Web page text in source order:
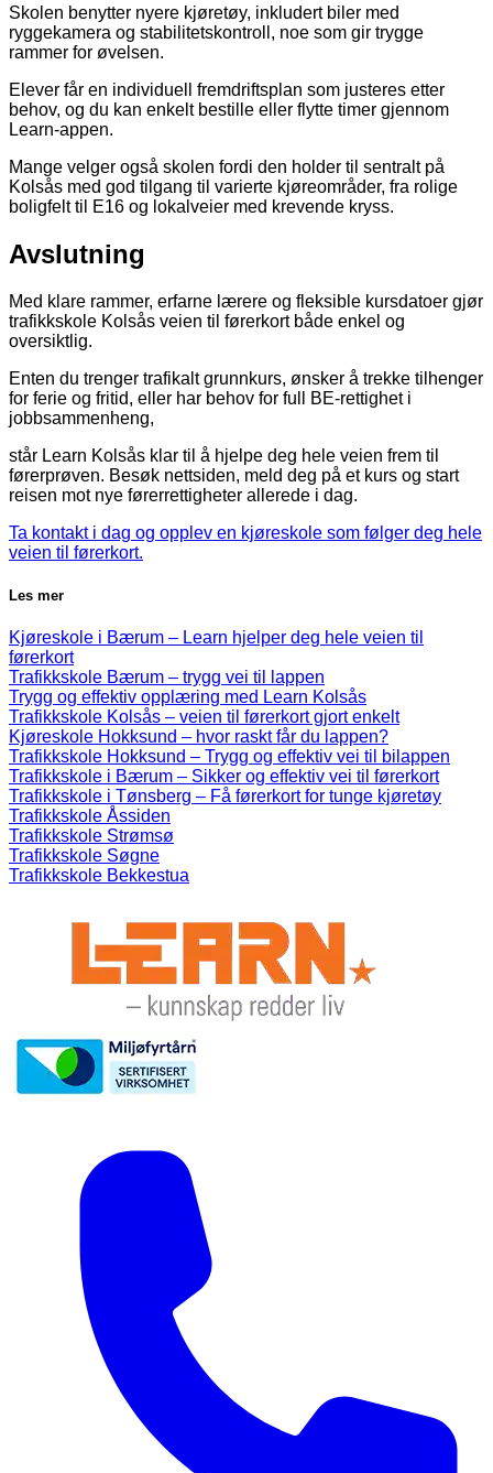
Skolen benytter nyere kjøretøy, inkludert biler med
ryggekamera og stabilitetskontroll, noe som gir trygge
rammer for øvelsen.
Elever får en individuell fremdriftsplan som justeres etter
behov, og du kan enkelt bestille eller flytte timer gjennom
Learn-appen.
Mange velger også skolen fordi den holder til sentralt på
Kolsås med god tilgang til varierte kjøreområder, fra rolige
boligfelt til E16 og lokalveier med krevende kryss.
Avslutning
Med klare rammer, erfarne lærere og fleksible kursdatoer gjør
trafikkskole Kolsås veien til førerkort både enkel og
oversiktlig.
Enten du trenger trafikalt grunnkurs, ønsker å trekke tilhenger
for ferie og fritid, eller har behov for full BE-rettighet i
jobbsammenheng,
står Learn Kolsås klar til å hjelpe deg hele veien frem til
førerprøven. Besøk nettsiden, meld deg på et kurs og start
reisen mot nye førerrettigheter allerede i dag.
Ta kontakt i dag og opplev en kjøreskole som følger deg hele
veien til førerkort.
Les mer
Kjøreskole i Bærum – Learn hjelper deg hele veien til
førerkort
Trafikkskole Bærum – trygg vei til lappen
Trygg og effektiv opplæring med Learn Kolsås
Trafikkskole Kolsås – veien til førerkort gjort enkelt
Kjøreskole Hokksund – hvor raskt får du lappen?
Trafikkskole Hokksund – Trygg og effektiv vei til bilappen
Trafikkskole i Bærum – Sikker og effektiv vei til førerkort
Trafikkskole i Tønsberg – Få førerkort for tunge kjøretøy
Trafikkskole Åssiden
Trafikkskole Strømsø
Trafikkskole Søgne
Trafikkskole Bekkestua